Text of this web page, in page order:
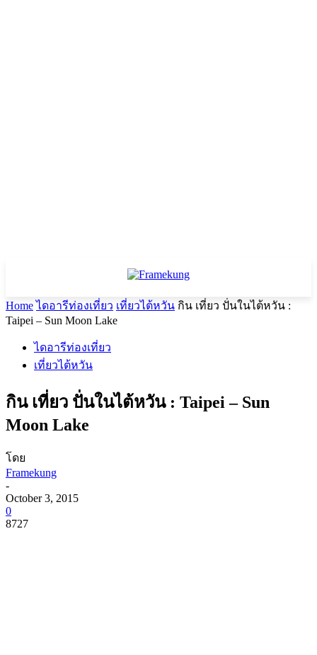
Home ไดอารีท่องเที่ยว เที่ยวไต้หวัน กิน เที่ยว ปั่นในไต้หวัน :
Taipei – Sun Moon Lake
ไดอารีท่องเที่ยว
เที่ยวไต้หวัน
กิน เที่ยว ปั่นในไต้หวัน : Taipei – Sun
Moon Lake
โดย
Framekung
-
October 3, 2015
0
8727